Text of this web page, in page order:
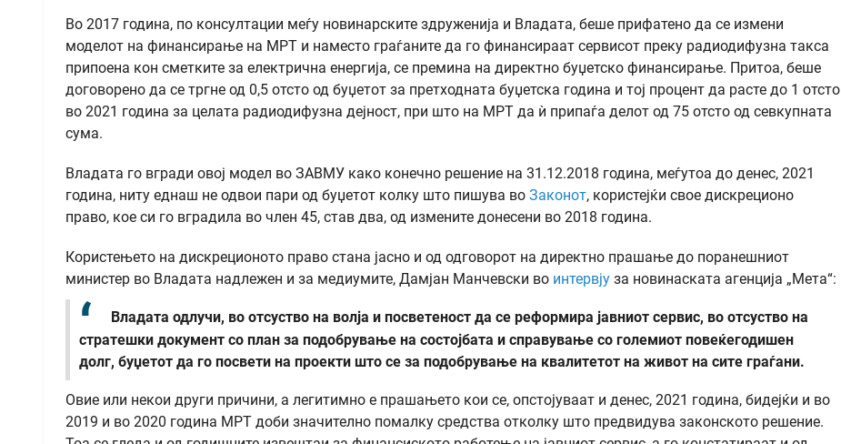
Во 2017 година, по консултации меѓу новинарските здруженија и Владата, беше прифатено да се измени
моделот на финансирање на МРТ и наместо граѓаните да го финансираат сервисот преку радиодифузна такса
припоена кон сметките за електрична енергија, се премина на директно буџетско финансирање. Притоа, беше
договорено да се тргне од 0,5 отсто од буџетот за претходната буџетска година и тој процент да расте до 1 отсто
во 2021 година за целата радиодифузна дејност, при што на МРТ да ѝ припаѓа делот од 75 отсто од севкупната
сума.
Владата го вгради овој модел во ЗАВМУ како конечно решение на 31.12.2018 година, меѓутоа до денес, 2021
година, ниту еднаш не одвои пари од буџетот колку што пишува во Законот, користејќи свое дискреционо
право, кое си го вградила во член 45, став два, од измените донесени во 2018 година.
Користењето на дискреционото право стана јасно и од одговорот на директно прашање до поранешниот
министер во Владата надлежен и за медиумите, Дамјан Mанчевски во интервју за новинаската агенција „Мета“:
Владата одлучи, во отсуство на волја и посветеност да се реформира јавниот сервис, во отсуство на
стратешки документ со план за подобрување на состојбата и справување со големиот повеќегодишен
долг, буџетот да го посвети на проекти што се за подобрување на квалитетот на живот на сите граѓани.
Овие или некои други причини, а легитимно е прашањето кои се, опстојуваат и денес, 2021 година, бидејќи и во
2019 и во 2020 година МРТ доби значително помалку средства отколку што предвидува законското решение.